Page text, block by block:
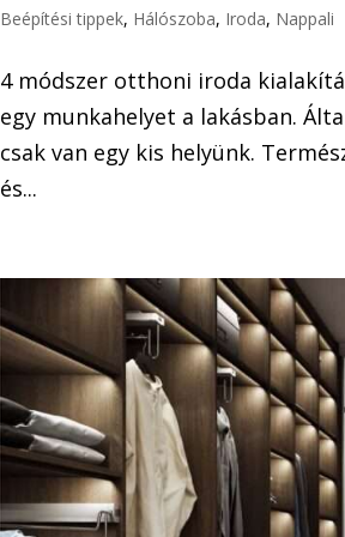
Beépítési tippek, Hálószoba, Iroda, Nappali
4 módszer otthoni iroda
egy munkahelyet a lakásban.
csak van egy kis helyünk.
és...